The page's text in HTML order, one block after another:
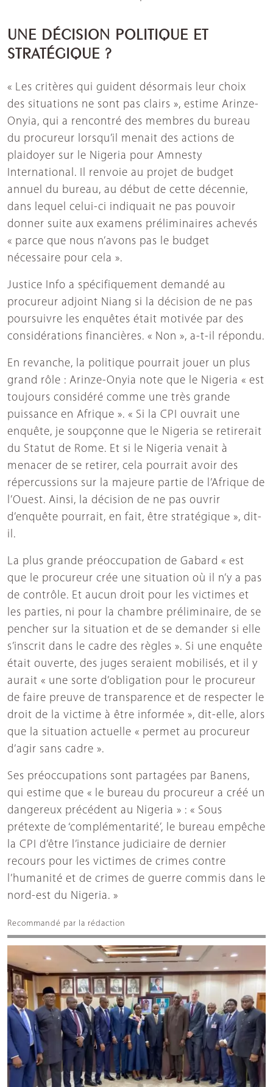
UNE DÉCISION POLITIQUE ET
STRATÉGIQUE ?
« Les critères qui guident désormais leur choix
des situations ne sont pas clairs », estime Arinze-
Onyia, qui a rencontré des membres du bureau
du procureur lorsqu’il menait des actions de
plaidoyer sur le Nigeria pour Amnesty
International. Il renvoie au projet de budget
annuel du bureau, au début de cette décennie,
dans lequel celui-ci indiquait ne pas pouvoir
donner suite aux examens préliminaires achevés
« parce que nous n’avons pas le budget
nécessaire pour cela ».
Justice Info a spécifiquement demandé au
procureur adjoint Niang si la décision de ne pas
poursuivre les enquêtes était motivée par des
considérations financières. « Non », a-t-il répondu.
En revanche, la politique pourrait jouer un plus
grand rôle : Arinze-Onyia note que le Nigeria « est
toujours considéré comme une très grande
puissance en Afrique ». « Si la CPI ouvrait une
enquête, je soupçonne que le Nigeria se retirerait
du Statut de Rome. Et si le Nigeria venait à
menacer de se retirer, cela pourrait avoir des
répercussions sur la majeure partie de l’Afrique de
l’Ouest. Ainsi, la décision de ne pas ouvrir
d’enquête pourrait, en fait, être stratégique », dit-
il.
La plus grande préoccupation de Gabard « est
que le procureur crée une situation où il n’y a pas
de contrôle. Et aucun droit pour les victimes et
les parties, ni pour la chambre préliminaire, de se
pencher sur la situation et de se demander si elle
s’inscrit dans le cadre des règles ». Si une enquête
était ouverte, des juges seraient mobilisés, et il y
aurait « une sorte d’obligation pour le procureur
de faire preuve de transparence et de respecter le
droit de la victime à être informée », dit-elle, alors
que la situation actuelle « permet au procureur
d’agir sans cadre ».
Ses préoccupations sont partagées par Banens,
qui estime que « le bureau du procureur a créé un
dangereux précédent au Nigeria » : « Sous
prétexte de ‘complémentarité’, le bureau empêche
la CPI d’être l’instance judiciaire de dernier
recours pour les victimes de crimes contre
l’humanité et de crimes de guerre commis dans le
nord-est du Nigeria. »
Recommandé par la rédaction